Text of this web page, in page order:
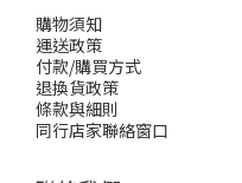
購物須知
運送政策
付款/購買方式
退換貨政策
條款與細則
同行店家聯絡窗口